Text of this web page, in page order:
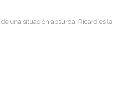
una situación absurda. Ricard es la